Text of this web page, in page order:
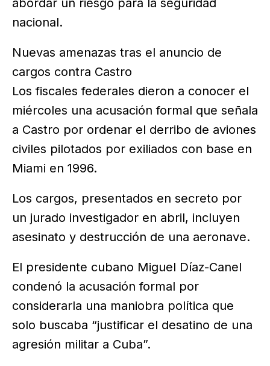
abordar un riesgo para la seguridad
nacional.
Nuevas amenazas tras el anuncio de
cargos contra Castro
Los fiscales federales dieron a conocer el
miércoles una acusación formal que señala
a Castro por ordenar el derribo de aviones
civiles pilotados por exiliados con base en
Miami en 1996.
Los cargos, presentados en secreto por
un jurado investigador en abril, incluyen
asesinato y destrucción de una aeronave.
El presidente cubano Miguel Díaz-Canel
condenó la acusación formal por
considerarla una maniobra política que
solo buscaba “justificar el desatino de una
agresión militar a Cuba”.